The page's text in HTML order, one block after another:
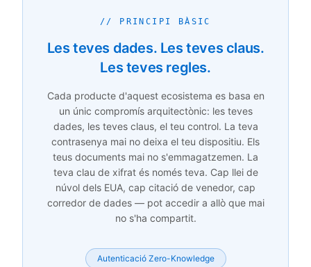
// PRINCIPI BÀSIC
Les teves dades. Les teves claus.
Les teves regles.
Cada producte d'aquest ecosistema es basa en
un únic compromís arquitectònic: les teves
dades, les teves claus, el teu control. La teva
contrasenya mai no deixa el teu dispositiu. Els
teus documents mai no s'emmagatzemen. La
teva clau de xifrat és només teva. Cap llei de
núvol dels EUA, cap citació de venedor, cap
corredor de dades — pot accedir a allò que mai
no s'ha compartit.
Autenticació Zero-Knowledge